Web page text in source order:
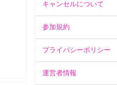
キャンセルについて
参加規約
プライバシーポリシー
運営者情報